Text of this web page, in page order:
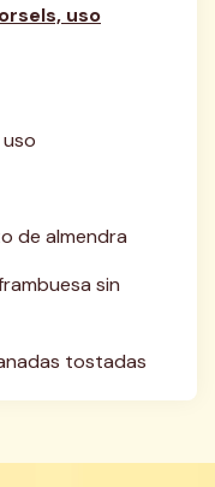
uso
de almendra
sin
tostadas